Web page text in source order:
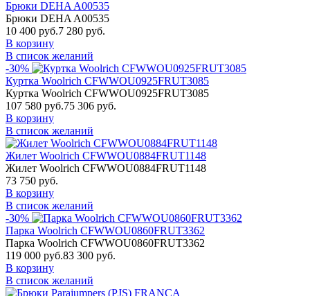
Брюки DEHA A00535
Брюки DEHA A00535
10 400 руб.7 280 руб.
В корзину
В список желаний
-30%
Куртка Woolrich CFWWOU0925FRUT3085
Куртка Woolrich CFWWOU0925FRUT3085
107 580 руб.75 306 руб.
В корзину
В список желаний
Жилет Woolrich CFWWOU0884FRUT1148
Жилет Woolrich CFWWOU0884FRUT1148
73 750 руб.
В корзину
В список желаний
-30%
Парка Woolrich CFWWOU0860FRUT3362
Парка Woolrich CFWWOU0860FRUT3362
119 000 руб.83 300 руб.
В корзину
В список желаний